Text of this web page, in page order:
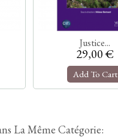
Justice...
29,00 €
Add To Cart
La Même Catégorie: